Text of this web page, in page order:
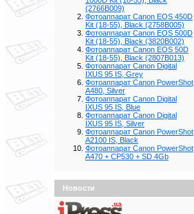
(2766B009)
Фотоаппарат Canon EOS 450D
Kit (18-55), Black (2758B005)
Фотоаппарат Canon EOS 500D
Kit (18-55), Black (3820B002)
Фотоаппарат Canon EOS 50D
Kit (18-55), Black (2807B013)
Фотоаппарат Canon Digital
IXUS 95 IS, Grey
Фотоаппарат Canon PowerShot
A480, Silver
Фотоаппарат Canon Digital
IXUS 95 IS, Blue
Фотоаппарат Canon Digital
IXUS 95 IS, Silver
Фотоаппарат Canon PowerShot
A2100 IS, Black
Фотоаппарат Canon PowerShot
A470 + CP530 + SD 4Gb
Новости